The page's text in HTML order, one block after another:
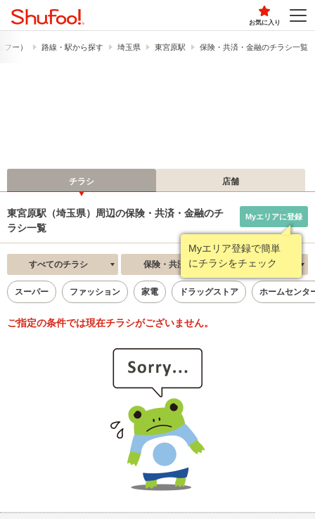
お気に入り
ー） 路線・駅から探す 埼玉県 東宮原駅 保険・共済・金融のチラシ一覧
チラシ 店舗
東宮原駅（埼玉県）周辺の保険・共済・金融のチ
ラシ一覧
Myエリア登録で簡単
にチラシをチェック
Myエリアに登録
すべてのチラシ 保険・共済・金融 新着順
スーパー ファッション 家電 ドラッグストア ホームセンタ
ご指定の条件では現在チラシがございません。